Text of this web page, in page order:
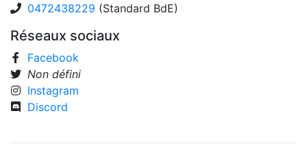
0472438229 (Standard BdE)
Réseaux sociaux
Facebook
Non défini
Instagram
Discord